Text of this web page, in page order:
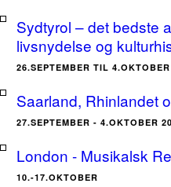
Sydtyrol – det bedste
livsnydelse og
26.SEPTEMBER TIL
Saarland, Rhinlandet
27.SEPTEMBER - 4.OKTOBER
London - Musikalsk
10.-17.OKTOBER